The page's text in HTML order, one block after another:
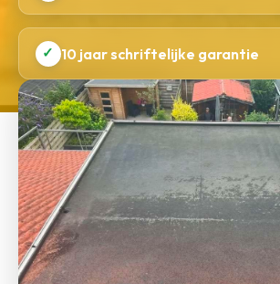
✓ 10 jaar schriftelijke garantie